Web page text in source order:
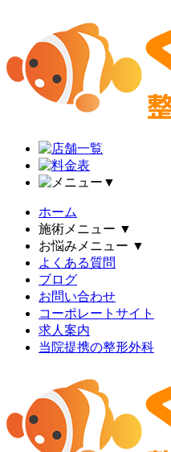
▼
ホーム
施術メニュー ▼
お悩みメニュー ▼
よくある質問
ブログ
お問い合わせ
コーポレートサイト
求人案内
当院提携の整形外科